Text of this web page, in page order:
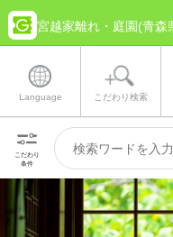
宮越家離れ・庭園(青森
Language こだわり検索
こだわり
条件